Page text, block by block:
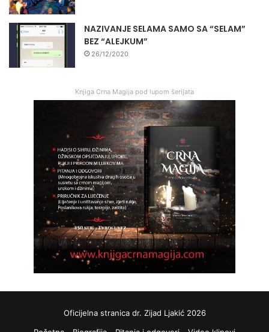
NAZIVANJE SELAMA SAMO SA “SELAM”
BEZ “ALEJKUM”
26/12/2020
Knjiga Crna Magija pod lupom šerijata
Oficijelna stranica dr. Zijad Ljakić 2026